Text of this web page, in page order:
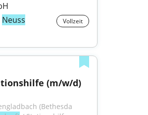
Neuss Vollzeit
(m/w/d)
(Bethesda